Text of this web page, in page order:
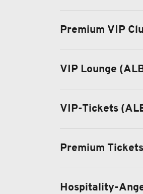
Premium VIP
VIP Lounge
VIP-Tickets
Premium Tickets
Hospitality-